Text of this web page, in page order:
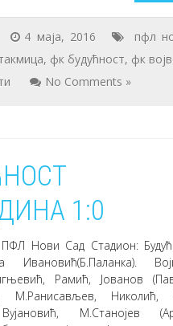
4 маја, 2016 пфл
, фк будућност, фк
No Comments »
1:0
Нови Сад Стадион:
Ивановић(Б.Паланка).
Рамић, Јованов
М.Ранисављев, Николић,
М.Станојев